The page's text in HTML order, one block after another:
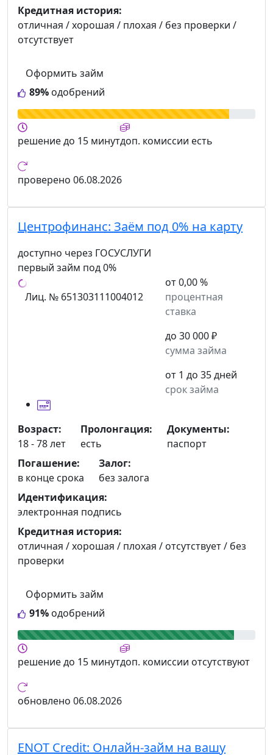
89% одобрений
Оформить займ
Кредитная история:
отличная / хорошая / плохая / без проверки /
отсутствует
решениедо 15 минутдоп. комиссии есть
проверено 06.08.2026
Центрофинанс: Заём под 0% на карту
доступно через ГОСУСЛУГИ
первый займ под 0%
Лиц. № 651303111004012
от 0,00 %
процентная
ставка
до 30 000 ₽
сумма займа
от 1 до 35 дней
срок займа
91% одобрений
Оформить займ
Возраст:
18 - 78 лет
Пролонгация:
есть
Документы:
паспорт
Погашение:
в конце срока
Залог:
без залога
Идентификация:
электронная подпись
Кредитная история:
отличная / хорошая / плохая / отсутствует / без
проверки
решениедо 15 минутдоп. комиссии отсутствуют
обновлено 06.08.2026
ENOT Credit: Онлайн-займ на вашу